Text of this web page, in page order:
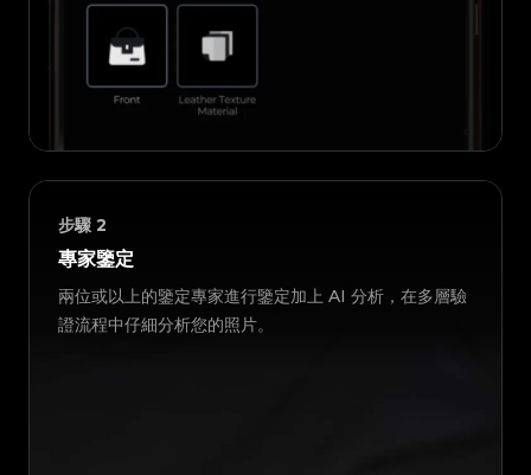
步驟 2
專家鑒定
兩位或以上的鑒定專家進行鑒定加上 AI 分析，在多層驗
證流程中仔細分析您的照片。